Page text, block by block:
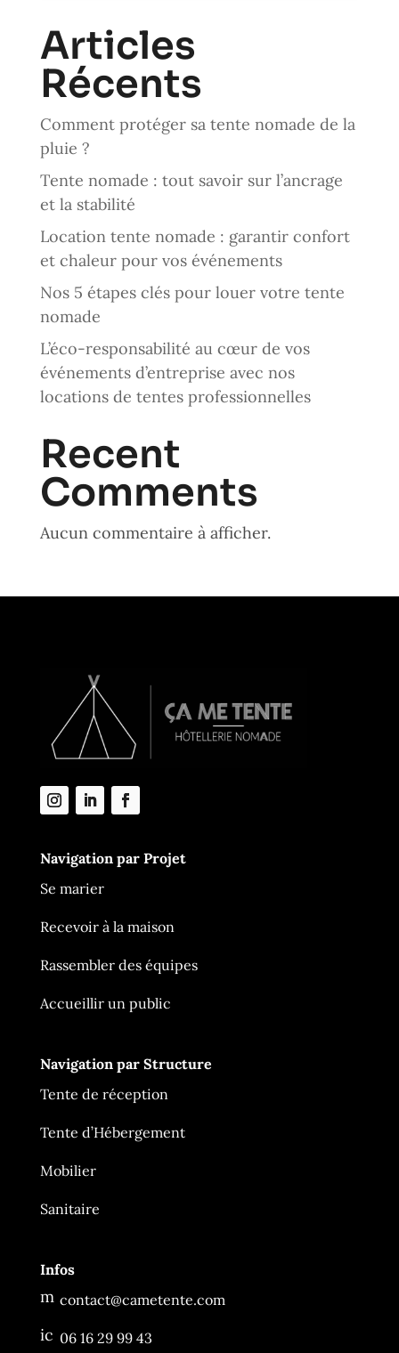
Articles
Récents
Comment protéger sa tente nomade de la
pluie ?
Tente nomade : tout savoir sur l’ancrage
et la stabilité
Location tente nomade : garantir confort
et chaleur pour vos événements
Nos 5 étapes clés pour louer votre tente
nomade
L’éco-responsabilité au cœur de vos
événements d’entreprise avec nos
locations de tentes professionnelles
Recent
Comments
Aucun commentaire à afficher.
Navigation par Projet
Se marier
Recevoir à la maison
Rassembler des équipes
Accueillir un public
Navigation par Structure
Tente de réception
Tente d’Hébergement
Mobilier
Sanitaire
Infos
m
sa
g
contact@cametente.com
ic 06 16 29 99 43